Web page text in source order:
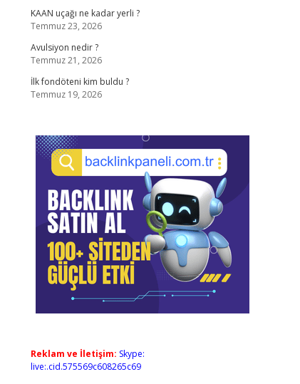
KAAN uçağı ne kadar yerli ?
Temmuz 23, 2026
Avulsiyon nedir ?
Temmuz 21, 2026
İlk fondöteni kim buldu ?
Temmuz 19, 2026
Reklam ve İletişim: Skype:
live:.cid.575569c608265c69